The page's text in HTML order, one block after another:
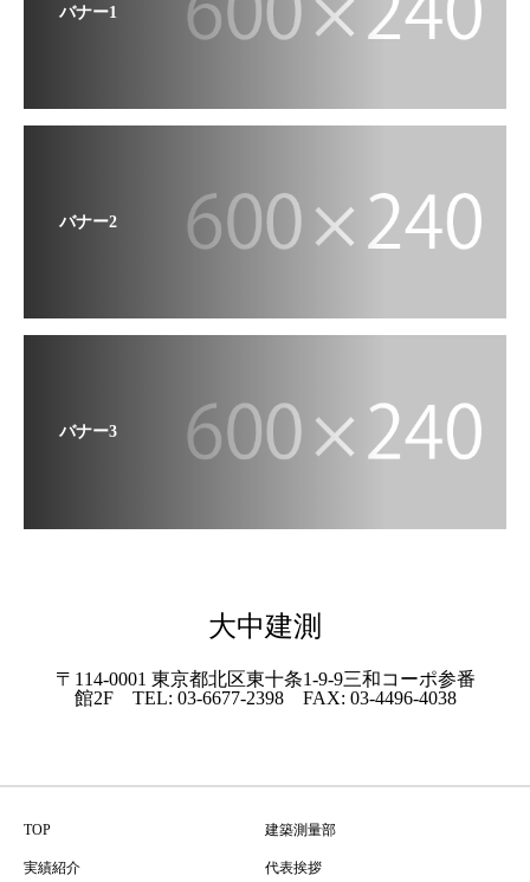
バナー1
バナー2
バナー3
大中建測
〒114-0001 東京都北区東十条1-9-9三和コーポ参番
館2F TEL: 03-6677-2398 FAX: 03-4496-4038
TOP 建築測量部
実績紹介 代表挨拶